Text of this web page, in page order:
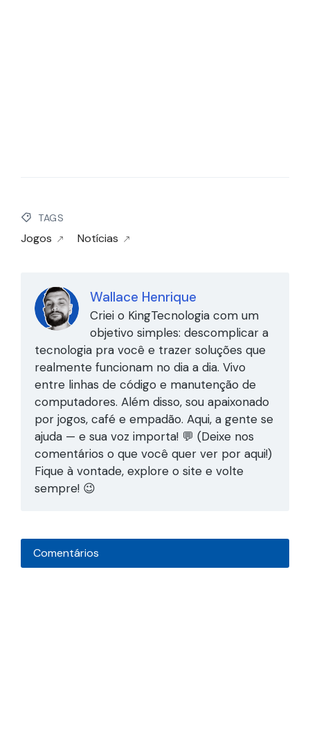
TAGS
Jogos Notícias
Wallace Henrique
Criei o KingTecnologia com um
objetivo simples: descomplicar a
tecnologia pra você e trazer soluções que
realmente funcionam no dia a dia. Vivo
entre linhas de código e manutenção de
computadores. Além disso, sou apaixonado
por jogos, café e empadão. Aqui, a gente se
ajuda — e sua voz importa! 💬 (Deixe nos
comentários o que você quer ver por aqui!)
Fique à vontade, explore o site e volte
sempre! 😉
Comentários